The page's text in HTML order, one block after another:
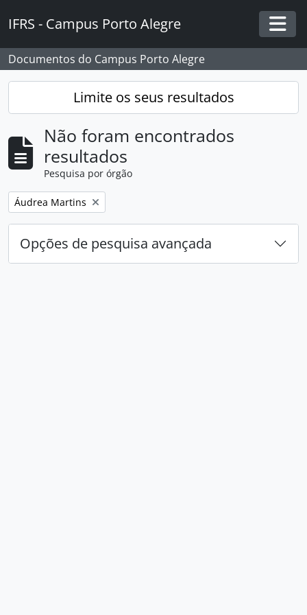
IFRS - Campus Porto Alegre
Documentos do Campus Porto Alegre
Limite os seus resultados
Não foram encontrados
resultados
Pesquisa por órgão
Remover filtro:
Áudrea Martins
Opções de pesquisa avançada